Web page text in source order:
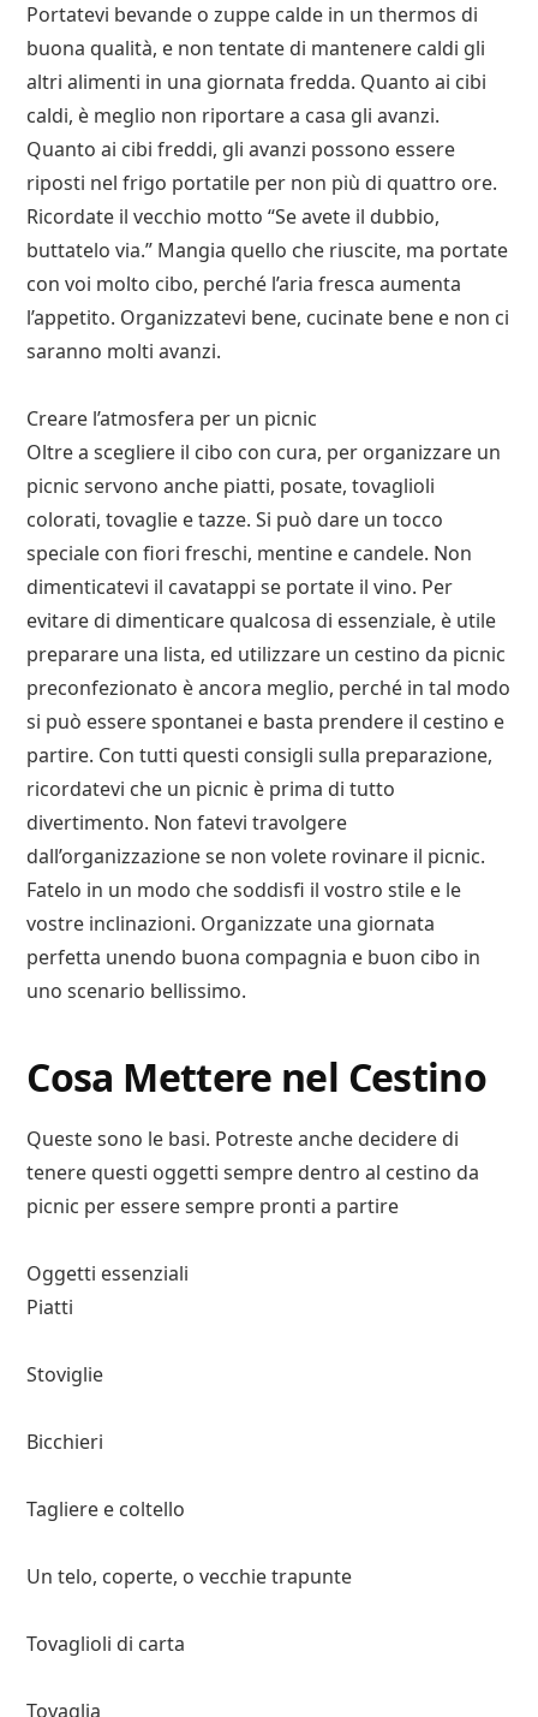
Portatevi bevande o zuppe calde in un thermos di
buona qualità, e non tentate di mantenere caldi gli
altri alimenti in una giornata fredda. Quanto ai cibi
caldi, è meglio non riportare a casa gli avanzi.
Quanto ai cibi freddi, gli avanzi possono essere
riposti nel frigo portatile per non più di quattro ore.
Ricordate il vecchio motto “Se avete il dubbio,
buttatelo via.” Mangia quello che riuscite, ma portate
con voi molto cibo, perché l’aria fresca aumenta
l’appetito. Organizzatevi bene, cucinate bene e non ci
saranno molti avanzi.
Creare l’atmosfera per un picnic
Oltre a scegliere il cibo con cura, per organizzare un
picnic servono anche piatti, posate, tovaglioli
colorati, tovaglie e tazze. Si può dare un tocco
speciale con fiori freschi, mentine e candele. Non
dimenticatevi il cavatappi se portate il vino. Per
evitare di dimenticare qualcosa di essenziale, è utile
preparare una lista, ed utilizzare un cestino da picnic
preconfezionato è ancora meglio, perché in tal modo
si può essere spontanei e basta prendere il cestino e
partire. Con tutti questi consigli sulla preparazione,
ricordatevi che un picnic è prima di tutto
divertimento. Non fatevi travolgere
dall’organizzazione se non volete rovinare il picnic.
Fatelo in un modo che soddisfi il vostro stile e le
vostre inclinazioni. Organizzate una giornata
perfetta unendo buona compagnia e buon cibo in
uno scenario bellissimo.
Cosa Mettere nel Cestino
Queste sono le basi. Potreste anche decidere di
tenere questi oggetti sempre dentro al cestino da
picnic per essere sempre pronti a partire
Oggetti essenziali
Piatti
Stoviglie
Bicchieri
Tagliere e coltello
Un telo, coperte, o vecchie trapunte
Tovaglioli di carta
Tovaglia